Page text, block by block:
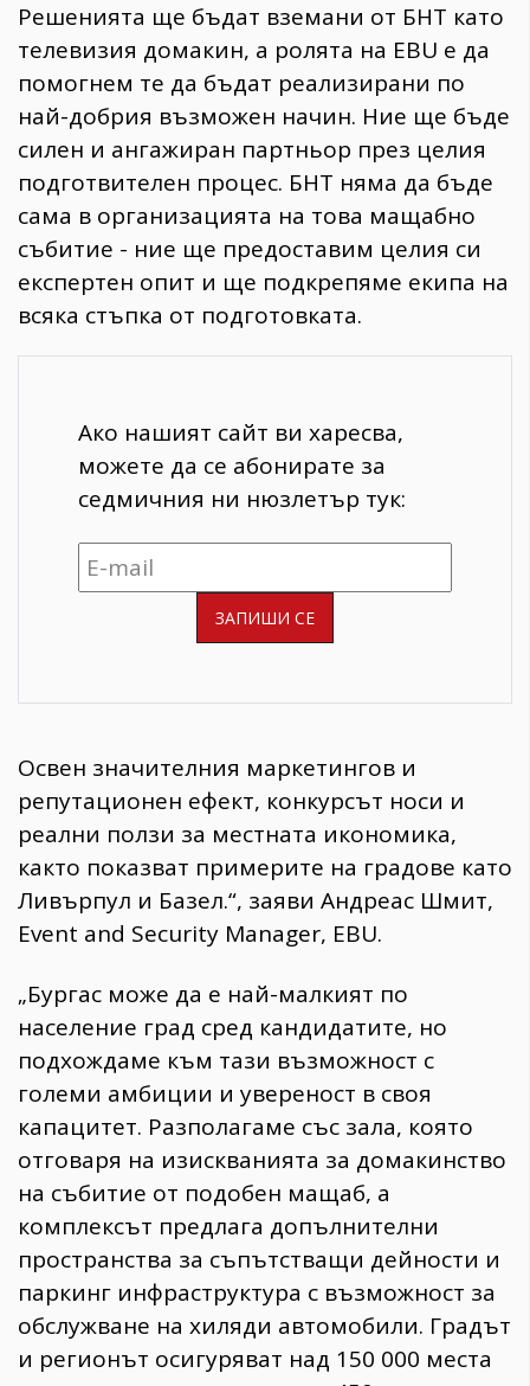
Решенията ще бъдат вземани от БНТ като
телевизия домакин, а ролята на EBU е да
помогнем те да бъдат реализирани по
най-добрия възможен начин. Ние ще бъде
силен и ангажиран партньор през целия
подготвителен процес. БНТ няма да бъде
сама в организацията на това мащабно
събитие - ние ще предоставим целия си
експертен опит и ще подкрепяме екипа на
всяка стъпка от подготовката.
Ако нашият сайт ви харесва,
можете да се абонирате за
седмичния ни нюзлетър тук:
Освен значителния маркетингов и
репутационен ефект, конкурсът носи и
реални ползи за местната икономика,
както показват примерите на градове като
Ливърпул и Базел.“, заяви Андреас Шмит,
Event and Security Manager, EBU.
„Бургас може да е най-малкият по
население град сред кандидатите, но
подхождаме към тази възможност с
големи амбиции и увереност в своя
капацитет. Разполагаме със зала, която
отговаря на изискванията за домакинство
на събитие от подобен мащаб, а
комплексът предлага допълнителни
пространства за съпътстващи дейности и
паркинг инфраструктура с възможност за
обслужване на хиляди автомобили. Градът
и регионът осигуряват над 150 000 места